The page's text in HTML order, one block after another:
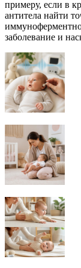
примеру, если в
антитела найти
заболевание и